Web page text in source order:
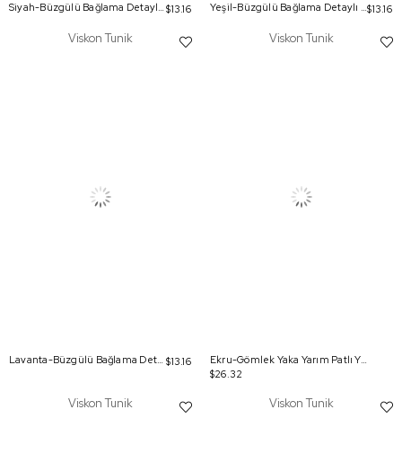
Siyah-Büzgülü Bağlama Detaylı Bisiklet Yaka Tunik $13.16 Yeşil-Büzgülü Bağlama Detaylı Bisiklet Yaka Tunik$13.16
Viskon Tunik
Lavanta-Büzgülü Bağlama Detaylı Bisiklet Yaka Tunik $13.16
Viskon Tunik
Ekru-Gömlek Yaka Yarım Patlı Yırtmaçlı Arkası Uzun Tunik
$26.32
Viskon Tunik Viskon Tunik